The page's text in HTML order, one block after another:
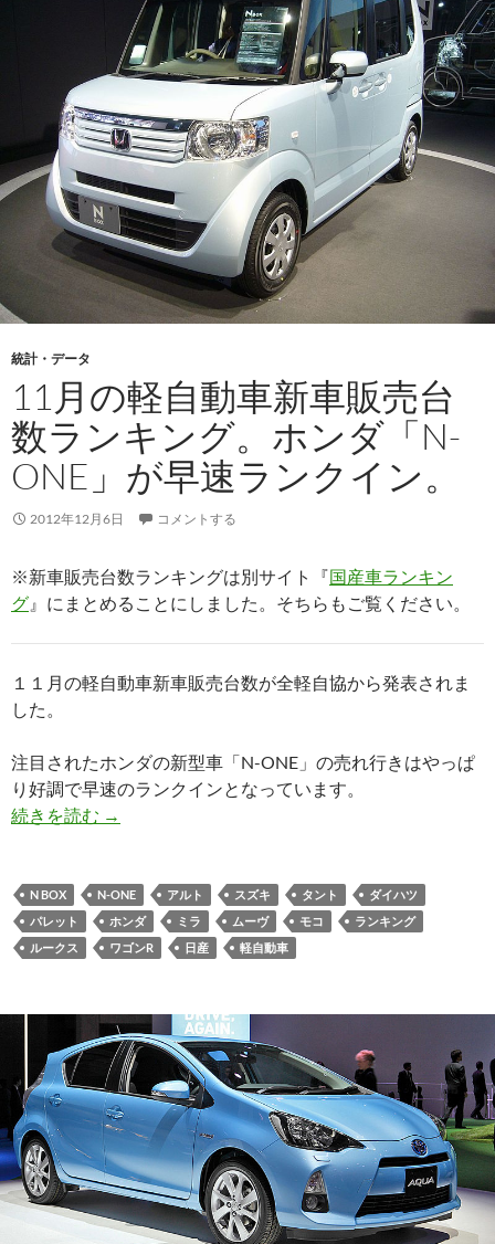
統計・データ
11月の軽自動車新車販売台
数ランキング。ホンダ「N-
ONE」が早速ランクイン。
2012年12月6日 コメントする
※新車販売台数ランキングは別サイト『国産車ランキン
グ 』にまとめることにしました。そちらもご覧ください。
１１月の軽自動車新車販売台数が全軽自協から発表されま
した。
注目されたホンダの新型車「N-ONE」の売れ行きはやっぱ
り好調で早速のランクインとなっています。
続きを読む →
N BOX N-ONE アルト スズキ タント
ダイハツ
パレット
ホンダ ミラ ムーヴ モコ
ランキング
ルークス
ワゴンR 日産 軽自動車